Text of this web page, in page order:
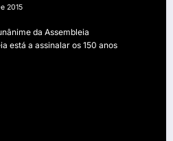
2015
da Assembleia
está a assinalar os 150 anos